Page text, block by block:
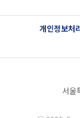
개인정보처
서울